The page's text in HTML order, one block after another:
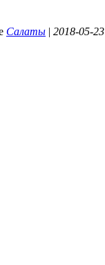
Салаты | 2018-05-23